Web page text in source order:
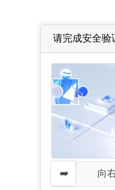
请完成安全验
向